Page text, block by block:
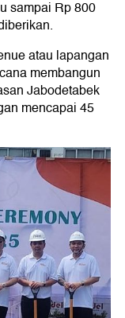
sampai Rp 800
atau lapangan
membangun
Jabodetabek
mencapai 45